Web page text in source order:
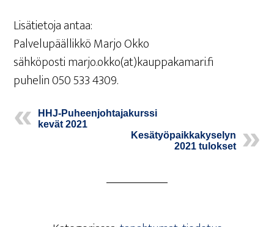
Lisä­tie­to­ja antaa:
Pal­ve­lu­pääl­lik­kö Mar­jo Okko
säh­kö­pos­ti marjo.okko(at)kauppakamari.fi
puhe­lin 050 533 4309.
HHJ-Puheen­joh­ta­ja­kurs­si
kevät 2021
Kesä­työ­paik­ka­ky­se­lyn
2021 tulokset